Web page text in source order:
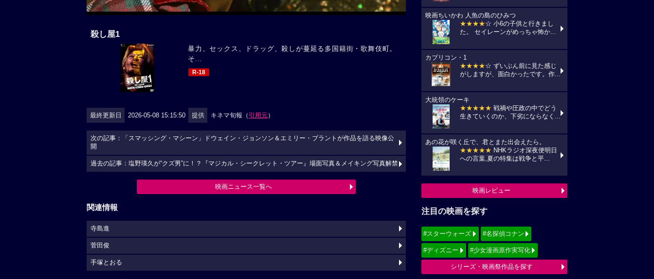
殺し屋1
暴力、セックス、ドラッグ、殺しが蔓延る多国籍街・歌舞伎町。
そ...
R-18
最終更新日 2026-05-08 15:15:50 提供 キネマ旬報（ 引用元）
次の記事：「スマッシング・マシーン」ドウェイン・ジョンソン＆エミリー・ブラントが作品を語る映像公
開
過去の記事：塩野瑛久が“クズ男”に！？『マジカル・シークレット・ツアー』場面写真＆メイキング写真解禁
映画ニュース一覧へ
関連情報
寺島進
菅田俊
手塚とおる
映画ちいかわ 人魚の島のひみつ
★★★★☆ 小6の子供と行きまし
た。 セイレーンがめっちゃ怖か...
カプリコン・1
★★★★☆ ずいぶん前に見た感じ
がしますが、面白かったです。作...
大統領のケーキ
★★★★★ 戦禍や圧政の中でどう
生きていくのか、下劣にならなく...
あの花が咲く丘で、君とまた出会えたら。
★★★★★ NHKラジオ深夜便明日
への言葉,夏の特集は戦争と平...
映画レビュー
注目の映画を探す
#スターウォーズ #名探偵コナン
#ディズニー #少女漫画原作実写化
シリーズ・映画祭作品を探す